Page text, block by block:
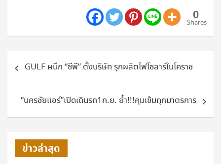
0
Shares
เรื่องGULF ผนึก “ซีพี” ตั้งบริษัท รุกผลิตไฟโซลาร์ในโคราช
“นครชัยแอร์”เปิดเดินรถ1ก.ย. ย้ำ!!!คุมเข้มทุกมาตรการ
ข่าวล่าสุด